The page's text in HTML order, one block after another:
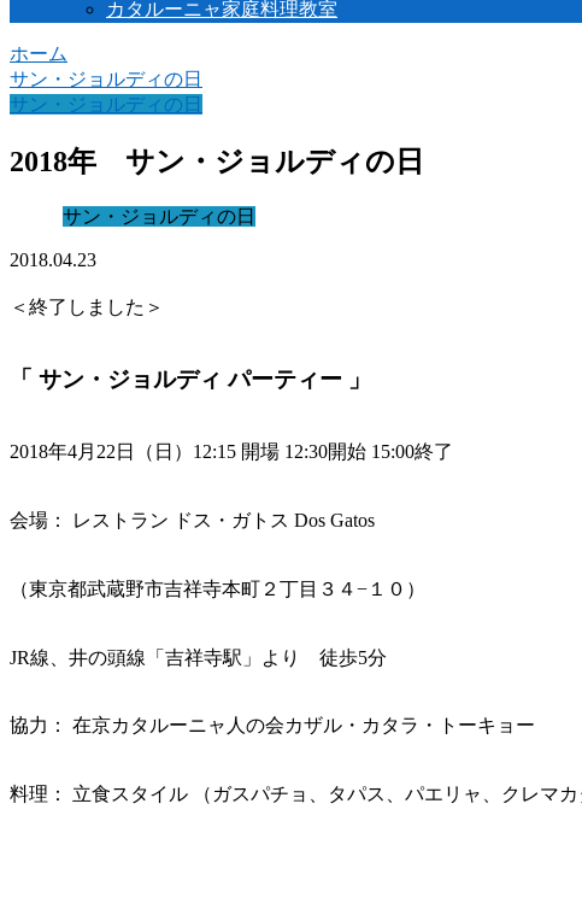
カタルーニャ家庭料理教室
ホーム
サン・ジョルディの日
サン・ジョルディの日
2018年 サン・ジョルディの日
サン・ジョルディの日
2018.04.23
＜終了しました＞
「 サン・ジョルディ パーティー 」
2018年4月22日（日）12:15 開場 12:30開始 15:00終了
会場： レストラン ドス・ガトス Dos Gatos
（東京都武蔵野市吉祥寺本町２丁目３４−１０）
JR線、井の頭線「吉祥寺駅」より 徒歩5分
協力： 在京カタルーニャ人の会カザル・カタラ・トーキョー
料理： 立食スタイル （ガスパチョ、タパス、パエリャ、クレマ